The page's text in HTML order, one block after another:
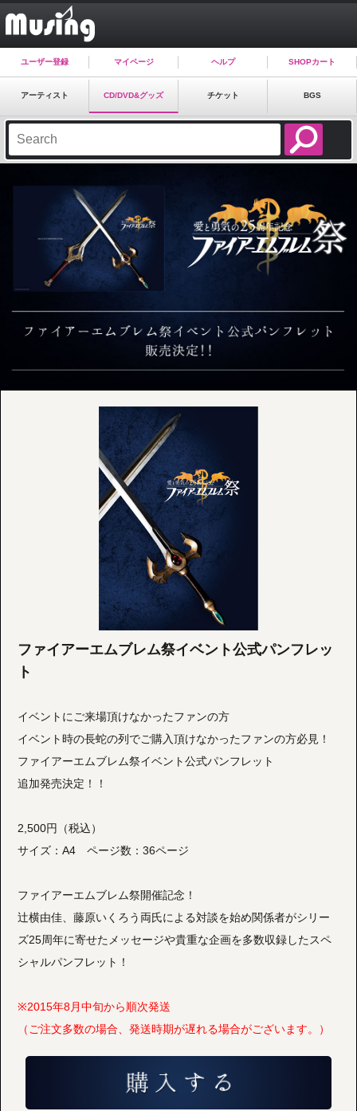
ユーザー登録 マイページ ヘルプ SHOPカート
アーティスト CD/DVD&グッズ チケット BGS
ファイアーエムブレム祭イベント公式パンフレッ
ト
イベントにご来場頂けなかったファンの方
イベント時の長蛇の列でご購入頂けなかったファンの方必見！
ファイアーエムブレム祭イベント公式パンフレット
追加発売決定！！
2,500円（税込）
サイズ：A4 ページ数：36ページ
ファイアーエムブレム祭開催記念！
辻横由佳、藤原いくろう両氏による対談を始め関係者がシリー
ズ25周年に寄せたメッセージや貴重な企画を多数収録したスペ
シャルパンフレット！
※2015年8月中旬から順次発送
（ご注文多数の場合、発送時期が遅れる場合がございます。）